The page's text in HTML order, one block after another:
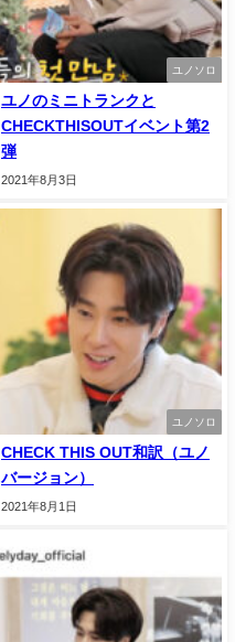
ユノソロ
ユノのミニトランクと
CHECKTHISOUTイベント第2
弾
2021年8月3日
ユノソロ
CHECK THIS OUT和訳（ユノ
バージョン）
2021年8月1日